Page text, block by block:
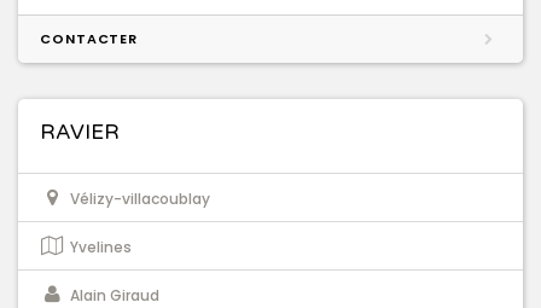
CONTACTER
RAVIER
Vélizy-villacoublay
Yvelines
Alain Giraud